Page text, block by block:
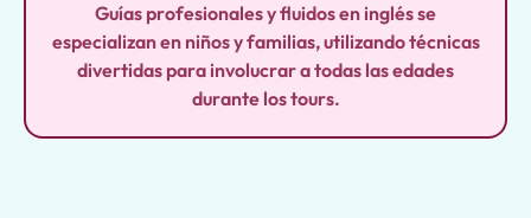
Guías profesionales y fluidos en inglés se
especializan en niños y familias, utilizando técnicas
divertidas para involucrar a todas las edades
durante los tours.